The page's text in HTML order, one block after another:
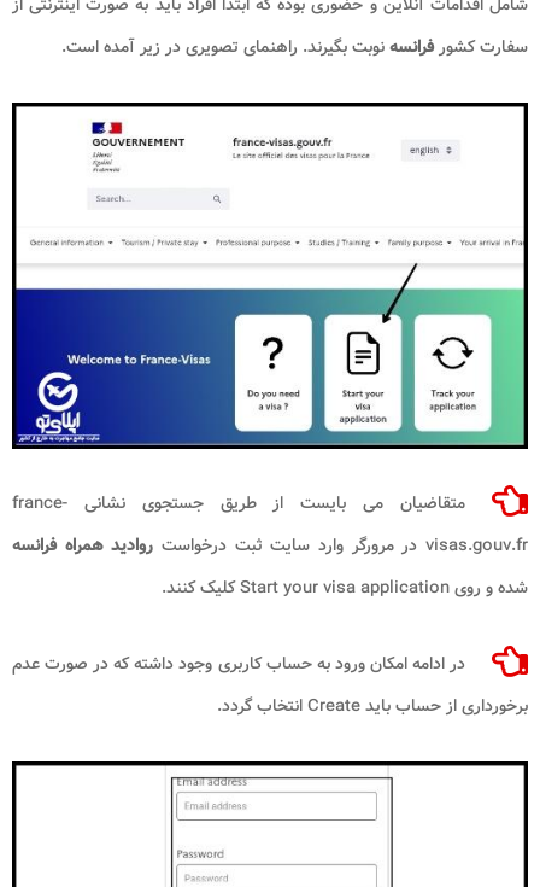
سفارت کشورفرانسهنوبت بگیرند. راهنمای تصویری در زیر آمده است.
متقاضیان می بایست از طریق جستجوی نشانی france-
visas.gouv.fr در مرورگر وارد سایت ثبت درخواست
روادید همراه فرانسه
شده و روی Start your visa application کلیک کنند.
در ادامه امکان ورود به حساب کاربری وجود داشته که در صورت عدم
برخورداری از حساب باید Create انتخاب گردد.